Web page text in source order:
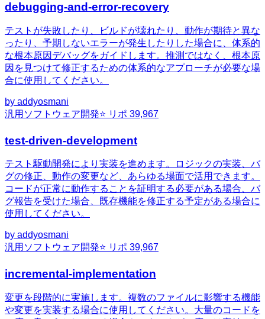
debugging-and-error-recovery
テストが失敗したり、ビルドが壊れたり、動作が期待と異な
ったり、予期しないエラーが発生したりした場合に、体系的
な根本原因デバッグをガイドします。推測ではなく、根本原
因を見つけて修正するための体系的なアプローチが必要な場
合に使用してください。
by addyosmani
汎用 ソフトウェア開発⭐ リポ 39,967
test-driven-development
テスト駆動開発により実装を進めます。ロジックの実装、バ
グの修正、動作の変更など、あらゆる場面で活用できます。
コードが正常に動作することを証明する必要がある場合、バ
グ報告を受けた場合、既存機能を修正する予定がある場合に
使用してください。
by addyosmani
汎用 ソフトウェア開発⭐ リポ 39,967
incremental-implementation
変更を段階的に実施します。複数のファイルに影響する機能
や変更を実装する場合に使用してください。大量のコードを